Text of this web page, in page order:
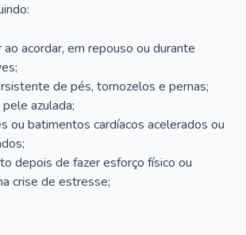
ao acordar, em repouso ou durante
de pés, tornozelos e pernas;
azulada;
ou batimentos cardíacos acelerados ou
depois de fazer esforço físico ou
crise de estresse;